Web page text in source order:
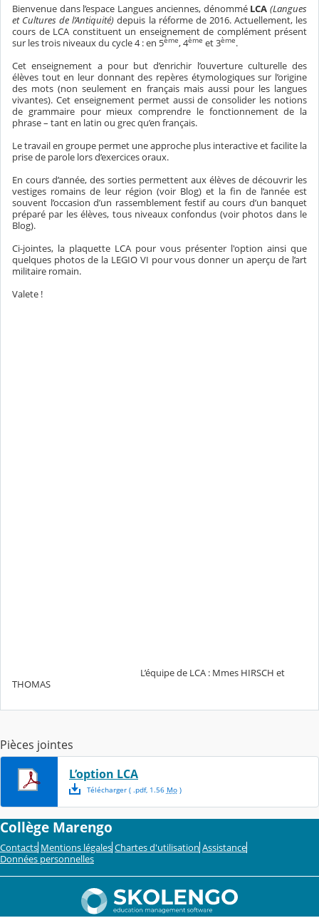
Bienvenue dans l’espace Langues anciennes, dénomméLCA (Langues
et Cultures de l’Antiquité)depuis la réforme de 2016. Actuellement, les
cours de LCA constituent un enseignement de complément présent
sur les trois niveaux du cycle 4 : en 5ème, 4ème et 3ème.
Cet enseignement a pour but d’enrichir l’ouverture culturelle des
élèves tout en leur donnant des repères étymologiques sur l’origine
des mots (non seulement en français mais aussi pour les langues
vivantes). Cet enseignement permet aussi de consolider les notions
de grammaire pour mieux comprendre le fonctionnement de la
phrase – tant en latin ou grec qu’en français.
Le travail en groupe permet une approche plus interactive et facilite la
prise de parole lors d’exercices oraux.
En cours d’année, des sorties permettent aux élèves de découvrir les
vestiges romains de leur région (voir Blog) et la fin de l’année est
souvent l’occasion d’un rassemblement festif au cours d’un banquet
préparé par les élèves, tous niveaux confondus (voir photos dans le
Blog).
Ci-jointes, la plaquette LCA pour vous présenter l'option ainsi que
quelques photos de la LEGIO VI pour vous donner un aperçu de l’art
militaire romain.
Valete !
L’équipe de LCA : Mmes HIRSCH et
THOMAS
Pièces jointes
L’option LCA
Télécharger( .pdf, 1.56 Mo)
Collège Marengo
Contacts Mentions légales Chartes d'utilisation Assistance
Données personnelles